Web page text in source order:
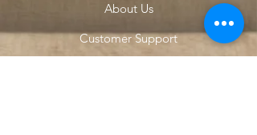
About Us
Customer Support